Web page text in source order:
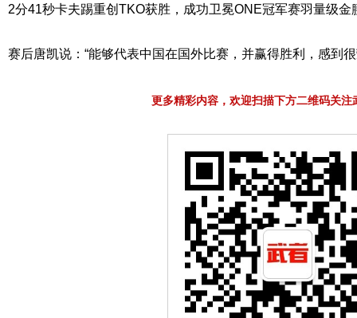
2分41秒卡夫踢重创TKO获胜，成功卫冕ONE冠军赛羽量级金
赛后唐凯说：“能够代表中国在国外比赛，并赢得胜利，感到
更多精彩内容，欢迎扫描下方二维码关注